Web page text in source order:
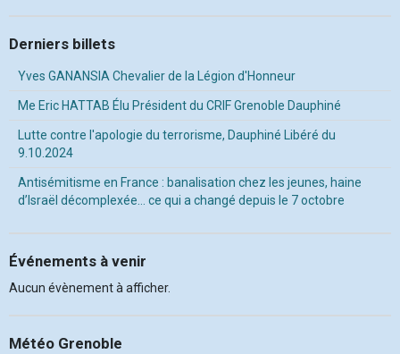
Derniers billets
Yves GANANSIA Chevalier de la Légion d'Honneur
Me Eric HATTAB Élu Président du CRIF Grenoble Dauphiné
Lutte contre l'apologie du terrorisme, Dauphiné Libéré du
9.10.2024
Antisémitisme en France : banalisation chez les jeunes, haine
d’Israël décomplexée… ce qui a changé depuis le 7 octobre
Événements à venir
Aucun évènement à afficher.
Météo Grenoble